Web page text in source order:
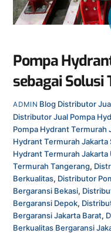
Pompa
sebagai Solusi
ADMIN Blog Distributor
Distributor Jual Pompa
Pompa Hydrant Termurah
Hydrant Termurah Jakarta
Hydrant Termurah Jakarta
Termurah Tangerang,
Berkualitas, Distributor
Bergaransi Bekasi,
Bergaransi Depok,
Bergaransi Jakarta Barat,
Berkualitas Bergaransi